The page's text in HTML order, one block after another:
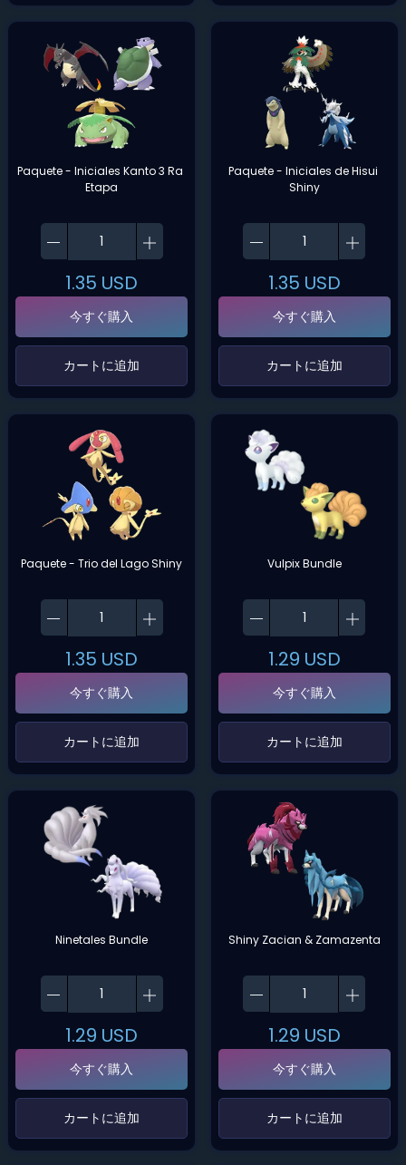
Paquete - Iniciales Kanto 3 Ra
Etapa
1.35 USD
今すぐ購入
‌カートに追加‌
Paquete - Iniciales de Hisui
Shiny
1.35 USD
今すぐ購入
‌カートに追加‌
Paquete - Trio del Lago Shiny
1.35 USD
今すぐ購入
‌カートに追加‌
Vulpix Bundle
1.29 USD
今すぐ購入
‌カートに追加‌
Ninetales Bundle
1.29 USD
今すぐ購入
‌カートに追加‌
Shiny Zacian & Zamazenta
1.29 USD
今すぐ購入
‌カートに追加‌